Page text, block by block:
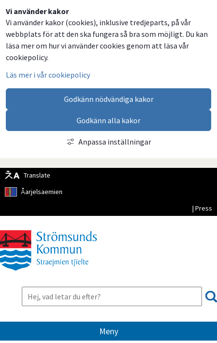
Vi använder kakor
Vi använder kakor (cookies), inklusive tredjeparts, på vår
webbplats för att den ska fungera så bra som möjligt. Du kan
läsa mer om hur vi använder cookies genom att läsa vår
cookiepolicy.
Läs mer i vår cookiepolicy
Godkänn nödvändiga kakor
Godkänn alla kakor
Anpassa inställningar
Translate
Åarjelsaemien
| Press
Meny
Dela
på
Facebook
Dela
på
Twitter
Dela
på
LinkedIn
Dela
via
email